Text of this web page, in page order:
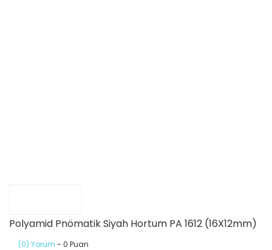
Polyamid Pnömatik Siyah Hortum PA 1612 (16X12mm)
(0) Yorum - 0 Puan